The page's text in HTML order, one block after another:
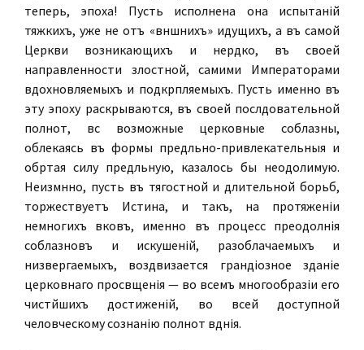
теперь, эпоха! Пусть исполнена она испытаній
тяжкихъ, уже не отъ «внѣшнихъ» идущихъ, а въ самой
Церкви возникающихъ и нерѣдко, въ своей
направленности злостной, самими Императорами
вдохновляемыхъ и подкрѣпляемыхъ. Пусть именно въ
эту эпоху раскрываются, въ своей послѣдовательной
полнотѣ, всѣ возможные церковные соблазны,
облекаясь въ формы предѣльно-привлекательныя и
обрѣтая силу предѣльную, казалось бы неодолимую.
Неизмѣнно, пусть въ тягостной и длительной борьбѣ,
торжествуетъ Истина, и такъ, на протяженіи
немногихъ вѣковъ, именно въ процессѣ преодолѣнія
соблазновъ и искушеній, разоблачаемыхъ и
низвергаемыхъ, воздвизается грандіозное зданіе
церковнаго просвѣщенія — во всемъ многообразіи его
чистѣйшихъ достиженій, во всей доступной
человѣческому сознанію полнотѣ вѣдѣнія.